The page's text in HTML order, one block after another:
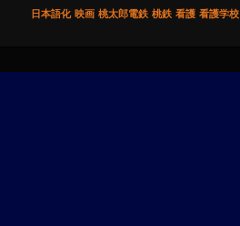
日本語化 映画 桃太郎電鉄 桃鉄 看護 看護学校